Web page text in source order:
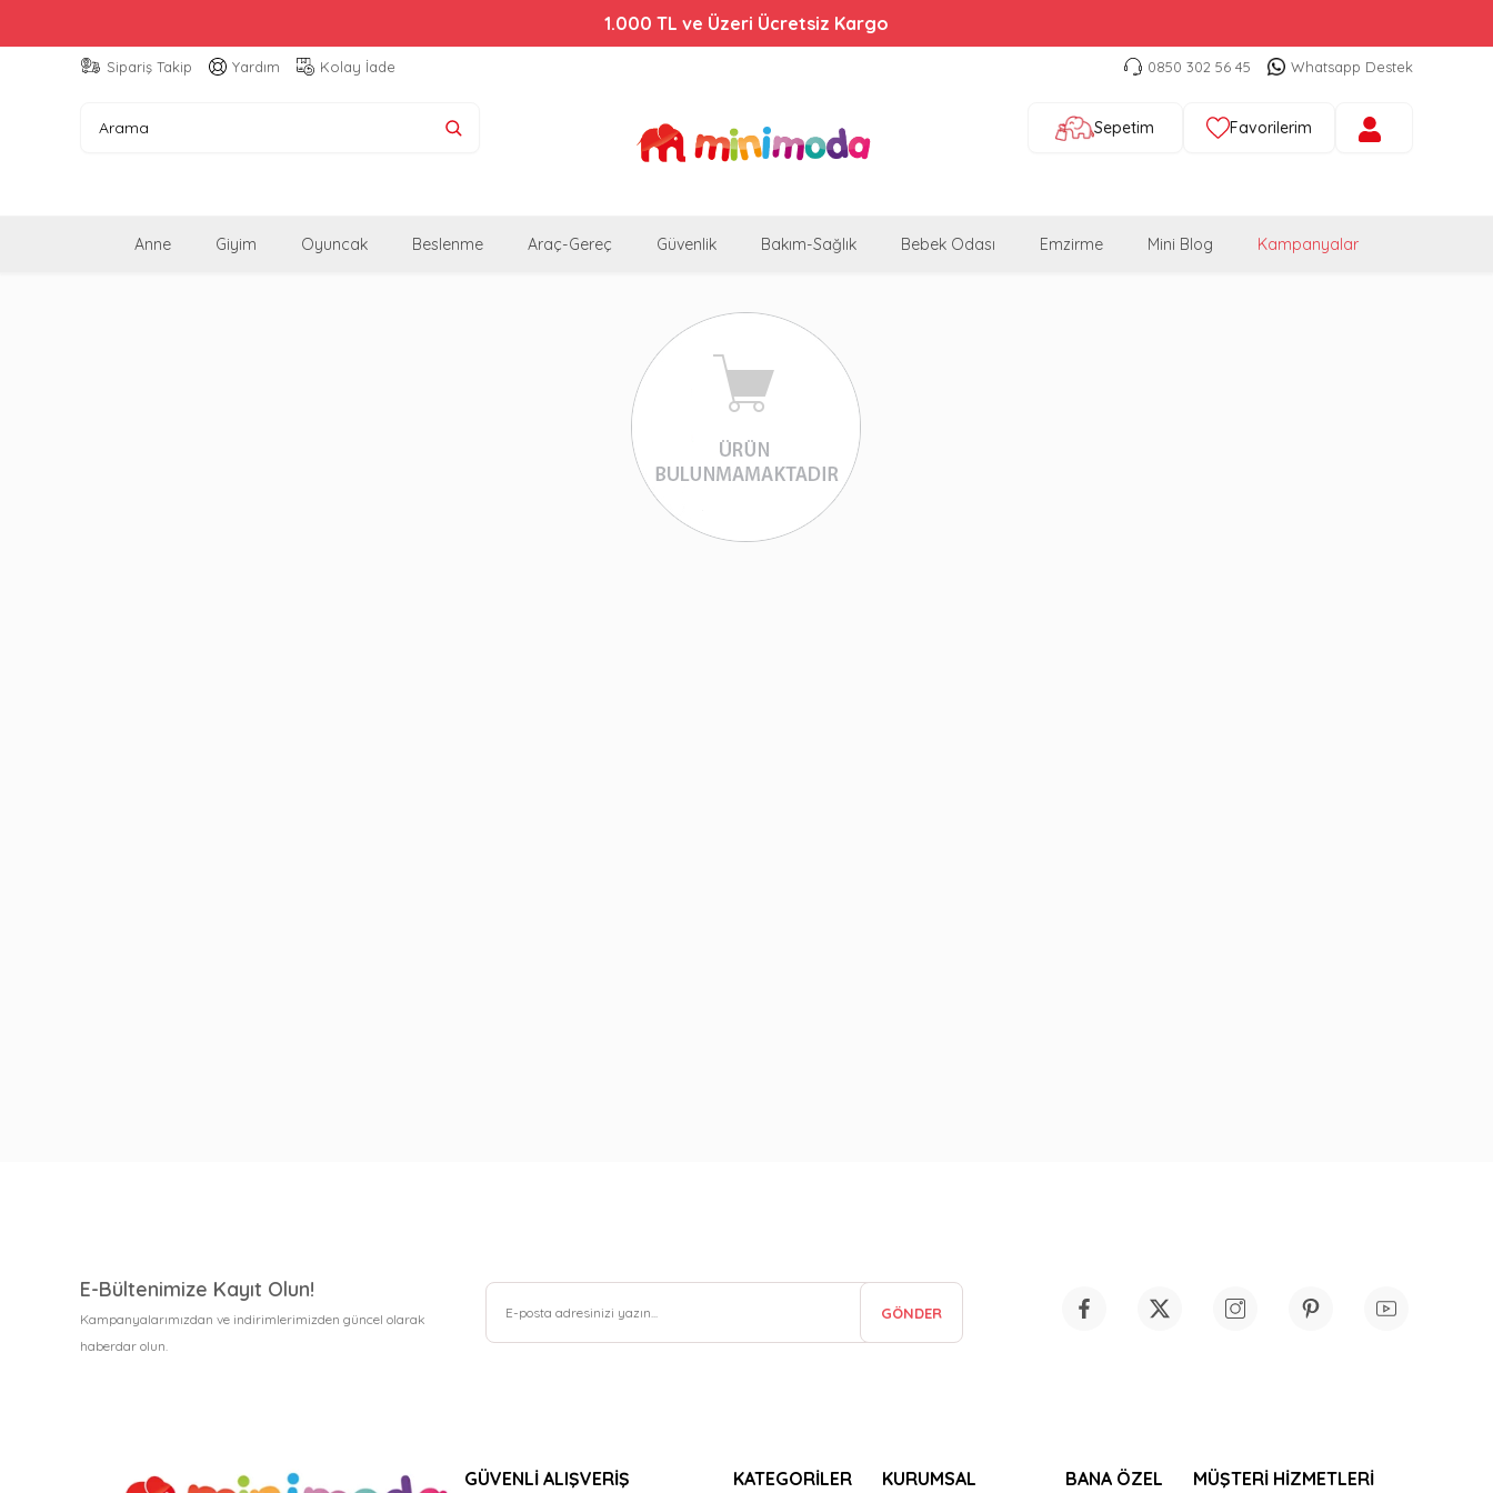
1.000 TL ve Üzeri Ücretsiz Kargo
Sipariş Takip Yardım Kolay İade 0850 302 56 45 Whatsapp Destek
Sepetim Favorilerim
Anne Giyim Oyuncak Beslenme Araç-Gereç Güvenlik Bakım-Sağlık Bebek Odası Emzirme Mini Blog Kampanyalar
E-Bültenimize Kayıt Olun!
Kampanyalarımızdan ve indirimlerimizden güncel olarak
haberdar olun.
GÖNDER
GÜVENLİ ALIŞVERİŞ KATEGORİLER KURUMSAL BANA ÖZEL MÜŞTERİ HİZMETLERİ